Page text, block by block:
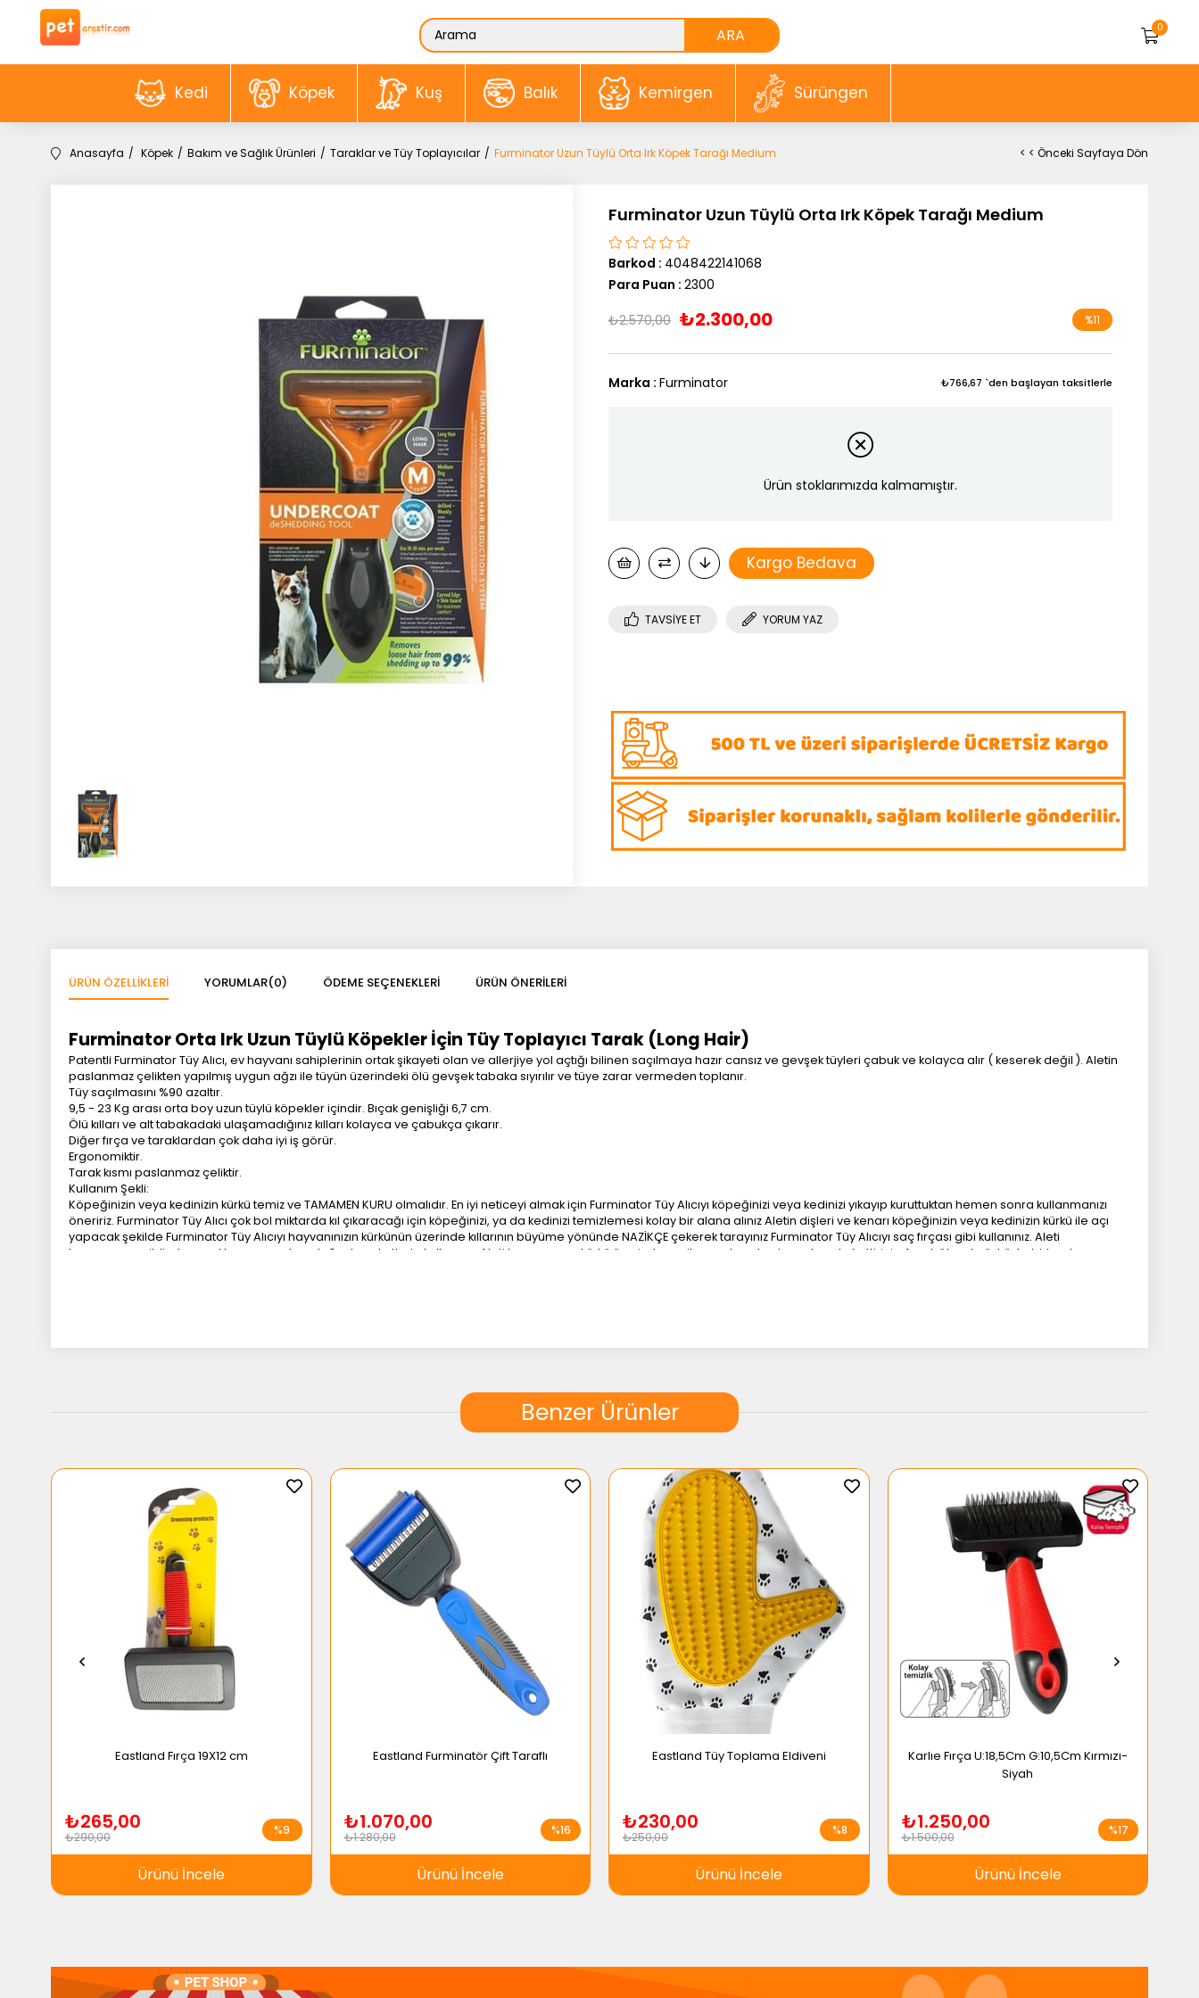
0
Kedi Köpek Kuş Balık Kemirgen Sürüngen
Anasayfa Köpek Bakım ve Sağlık Ürünleri Taraklar ve Tüy Toplayıcılar Furminator Uzun Tüylü Orta Irk Köpek Tarağı Medium < < Önceki Sayfaya Dön
Furminator Uzun Tüylü Orta Irk Köpek Tarağı Medium
Barkod : 4048422141068
Para Puan : 2300
₺2.570,00 ₺2.300,00 %11
Marka : Furminator ₺766,67 `den başlayan taksitlerle
Ürün stoklarımızda kalmamıştır.
Kargo Bedava
TAVSIYE ET YORUM YAZ
ÜRÜN ÖZELLIKLERI YORUMLAR(0) ÖDEME SEÇENEKLERI ÜRÜN ÖNERILERI
Furminator Orta Irk Uzun Tüylü Köpekler İçin Tüy Toplayıcı Tarak (Long Hair)
Patentli Furminator Tüy Alıcı, ev hayvanı sahiplerinin ortak şikayeti olan ve allerjiye yol açtığı bilinen saçılmaya hazır cansız ve gevşek tüyleri çabuk ve kolayca alır ( keserek değil ). Aletin
paslanmaz çelikten yapılmış uygun ağzı ile tüyün üzerindeki ölü gevşek tabaka sıyırılır ve tüye zarar vermeden toplanır.
Tüy saçılmasını %90 azaltır.
9,5 - 23 Kg arası orta boy uzun tüylü köpekler içindir. Bıçak genişliği 6,7 cm.
Ölü kılları ve alt tabakadaki ulaşamadığınız kılları kolayca ve çabukça çıkarır.
Diğer fırça ve taraklardan çok daha iyi iş görür.
Ergonomiktir.
Tarak kısmı paslanmaz çeliktir.
Kullanım Şekli:
Köpeğinizin veya kedinizin kürkü temiz ve TAMAMEN KURU olmalıdır. En iyi neticeyi almak için Furminator Tüy Alıcıyı köpeğinizi veya kedinizi yıkayıp kuruttuktan hemen sonra kullanmanızı
öneririz. Furminator Tüy Alıcı çok bol miktarda kıl çıkaracağı için köpeğinizi, ya da kedinizi temizlemesi kolay bir alana alınız Aletin dişleri ve kenarı köpeğinizin veya kedinizin kürkü ile açı
yapacak şekilde Furminator Tüy Alıcıyı hayvanınızın kürkünün üzerinde kıllarının büyüme yönünde NAZİKÇE çekerek tarayınız Furminator Tüy Alıcıyı saç fırçası gibi kullanınız. Aleti
hayvanınızın cildinden uzaklaşan ve yukarı doğru hareketlerle kullanınız. Aleti hayvanınızın kürkü üzerinde nazikçe ve boydan boya hareket ettiriniz. Aynı bölgede üst üste birkaç kez
Hayvanınızı profesyonel bir hayvan bakım merkezine götürünüz ve tüy bakımını yaptırınız. Furminator Tüy Alıcıyı kullanmadan önce hayvanınızın cildini dikkatlice kontrol ediniz. Hayvanınızın
türleri için tasarlanmıştır. Furminator Tüy Alıcı tüy dökmeyen kedi ve köpek ırklarında kullanılmamalıdır. Kedinizin ya da köpeğinizin tüy döken türden olup olmadığınından emin olmak için
bir hayvan hekimine danışınız. Furminator Tüy Alıcının dişleri çok hassasdır. O nedenle aletin dişlerini korumak için çok dikkatli olunmalıdır. Aleti kulanmadığınız zamanlarda diş kapağını
Benzer Ürünler
Eastland Fırça 19X12 cm
₺265,00
₺290,00
Ürünü İncele
%9
Eastland Furminatör Çift Taraflı
₺1.070,00
₺1.280,00
Ürünü İncele
%16
Eastland Tüy Toplama Eldiveni
₺230,00
₺250,00
Ürünü İncele
%8
Karlıe Fırça U:18,5Cm G:10,5Cm Kırmızı-
Siyah
₺1.250,00
₺1.500,00
Ürünü İncele
%17